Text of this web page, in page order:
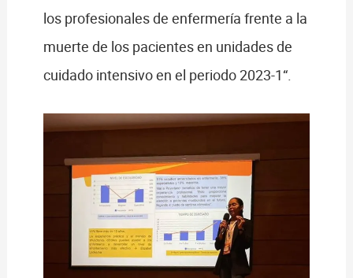
los profesionales de enfermería frente a la
muerte de los pacientes en unidades de
cuidado intensivo en el periodo 2023-1“.